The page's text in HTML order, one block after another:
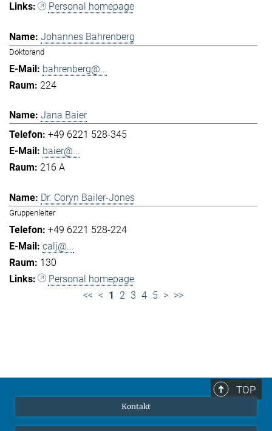
Personal homepage
Johannes Bahrenberg
Doktorand
bahrenberg@...
224
Jana Baier
+49 6221 528-345
baier@...
216 A
Dr. Coryn Bailer-Jones
Gruppenleiter
+49 6221 528-224
calj@...
130
Personal homepage
<< < 1 2 3 4 5 > >>
TOP
Kontakt